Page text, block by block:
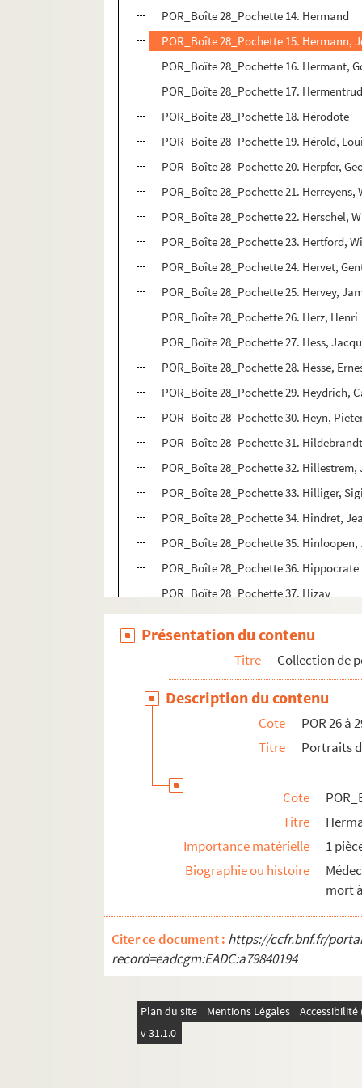
POR_Boîte 28_Pochette 14. Hermand
POR_Boîte 28_Pochette 15. Hermann,
POR_Boîte 28_Pochette 16. Hermant,
POR_Boîte 28_Pochette 17.
POR_Boîte 28_Pochette 18. Hérodote
POR_Boîte 28_Pochette 19. Hérold,
POR_Boîte 28_Pochette 20. Herpfer,
POR_Boîte 28_Pochette 21. Herreyens,
POR_Boîte 28_Pochette 22. Herschel,
POR_Boîte 28_Pochette 23. Hertford,
POR_Boîte 28_Pochette 24. Hervet,
POR_Boîte 28_Pochette 25. Hervey,
POR_Boîte 28_Pochette 26. Herz, Henri
POR_Boîte 28_Pochette 27. Hess,
POR_Boîte 28_Pochette 28. Hesse,
POR_Boîte 28_Pochette 29. Heydrich,
POR_Boîte 28_Pochette 30. Heyn,
POR_Boîte 28_Pochette 31.
POR_Boîte 28_Pochette 32.
POR_Boîte 28_Pochette 33. Hilliger,
POR_Boîte 28_Pochette 34. Hindret,
POR_Boîte 28_Pochette 35. Hinloopen,
POR_Boîte 28_Pochette 36. Hippocrate
POR_Boîte 28_Pochette 37. Hizay
POR_Boîte 28_Pochette 38. Hobbes,
POR_Boîte 28_Pochette 39. Hoche,
POR_Boîte 28_Pochette 40.
POR_Boîte 28_Pochette 41. Höe De
POR_Boîte 28_Pochette 42. Hoeck,
POR_Boîte 28_Pochette 43. Hoet,
POR_Boîte 28_Pochette 44. Hoffman,
POR_Boîte 28_Pochette 45. Hoffman,
POR_Boîte 28_Pochette 46.
POR_Boîte 28_Pochette 47. Hogarth,
POR_Boîte 28_Pochette 48.
POR_Boîte 28_Pochette 49. Holbach,
POR_Boîte 28_Pochette 50. Holbein,
POR_Boîte 28_Pochette 51. Holberg,
POR_Boîte 28_Pochette 52.
POR_Boîte 28_Pochette 54. Hohndorff,
POR_Boîte 28_Pochette 55. Holland,
Présentation du contenu
Titre Collection de
Description du contenu
Cote
POR 26 à
Titre
Portraits
Cote
Titre
Importance matérielle
1
Biographie ou histoire
mort
Citer ce document : https://ccfr.bnf.fr/
record=eadcgm:EADC:a79840194
Plan du site Mentions Légales
v 31.1.0